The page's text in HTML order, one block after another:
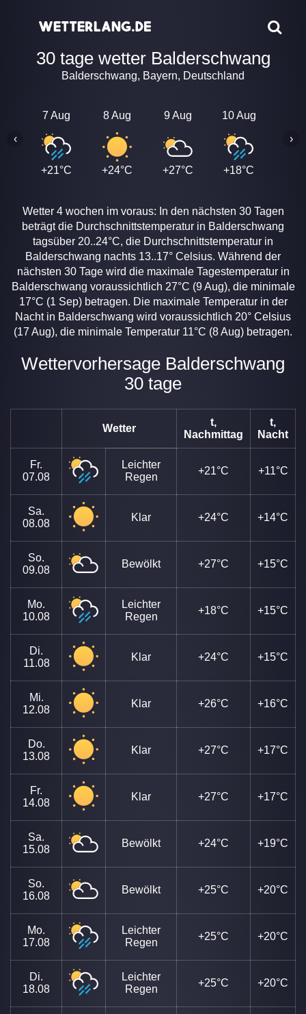
30 tage wetter Balderschwang
Balderschwang, Bayern, Deutschland
7 Aug
+21°C
8 Aug
+24°C
9 Aug
+27°C
10 Aug
+18°C
‹ ›
Wetter 4 wochen im voraus: In den nächsten 30 Tagen
beträgt die Durchschnittstemperatur in Balderschwang
tagsüber 20..24°C, die Durchschnittstemperatur in
Balderschwang nachts 13..17° Celsius. Während der
nächsten 30 Tage wird die maximale Tagestemperatur in
Balderschwang voraussichtlich 27°C (9 Aug), die minimale
17°C (1 Sep) betragen. Die maximale Temperatur in der
Nacht in Balderschwang wird voraussichtlich 20° Celsius
(17 Aug), die minimale Temperatur 11°C (8 Aug) betragen.
Wettervorhersage Balderschwang
30 tage
Wetter
t,
Nachmittag
t,
Nacht
Fr.
07.08
Leichter
Regen
+21°C +11°C
Sa.
08.08
Klar +24°C +14°C
So.
09.08
Bewölkt +27°C +15°C
Mo.
10.08
Leichter
Regen
+18°C +15°C
Di.
11.08
Klar +24°C +15°C
Mi.
12.08
Klar +26°C +16°C
Do.
13.08
Klar +27°C +17°C
Fr.
14.08
Klar +27°C +17°C
Sa.
15.08
Bewölkt +24°C +19°C
So.
16.08
Bewölkt +25°C +20°C
Mo.
17.08
Leichter
Regen
+25°C +20°C
Di.
18.08
Leichter
Regen
+25°C +20°C